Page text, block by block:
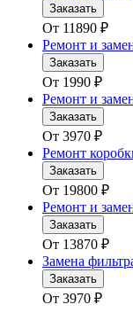
Заказать
От 11890 ₽
Ремонт и
Заказать
От 1990 ₽
Ремонт и
Заказать
От 3970 ₽
Ремонт
Заказать
От 19800 ₽
Ремонт и
Заказать
От 13870 ₽
Замена
Заказать
От 3970 ₽